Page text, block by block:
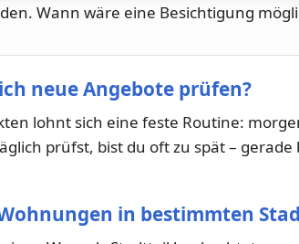
Wann wäre eine Besichtigung
neue Angebote prüfen?
lohnt sich eine feste Routine:
prüfst, bist du oft zu spät –
in bestimmten